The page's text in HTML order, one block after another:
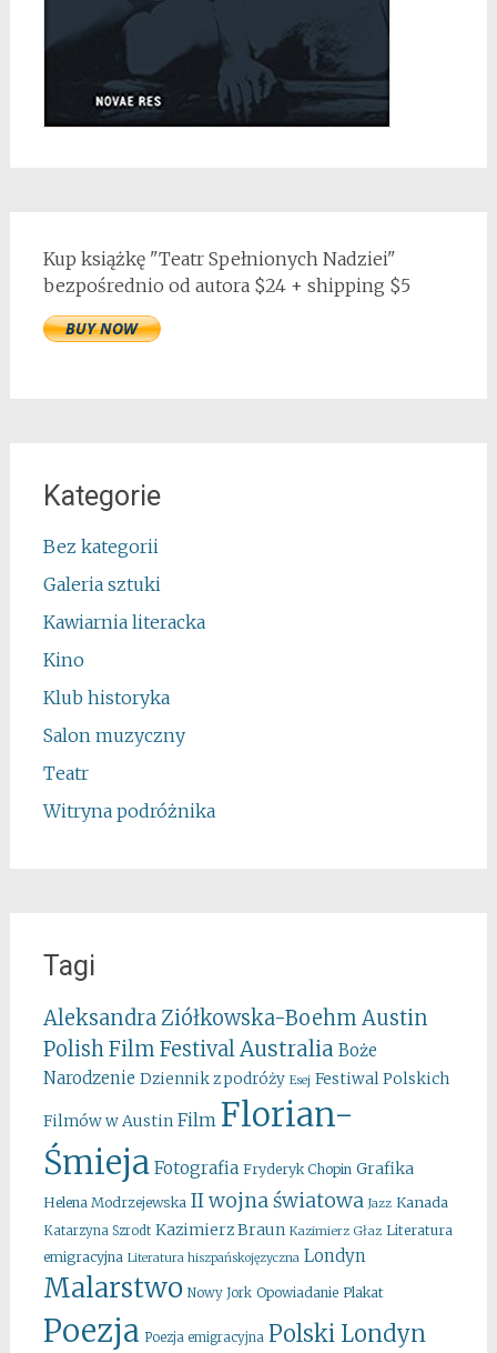
Kup książkę "Teatr Spełnionych Nadziei"
bezpośrednio od autora $24 + shipping $5
Kategorie
Bez kategorii
Galeria sztuki
Kawiarnia literacka
Kino
Klub historyka
Salon muzyczny
Teatr
Witryna podróżnika
Tagi
Aleksandra Ziółkowska-Boehm Austin
Polish Film FestivalAustralia Boże
Narodzenie Dziennik z podróży Esej Festiwal Polskich
Filmów w Austin Film Florian-
Śmieja Fotografia Fryderyk Chopin Grafika
Helena Modrzejewska II wojna światowa Jazz Kanada
Katarzyna Szrodt Kazimierz Braun Kazimierz Głaz Literatura
emigracyjna Literatura hiszpańskojęzyczna Londyn
Malarstwo Nowy Jork Opowiadanie Plakat
Poezja Poezja emigracyjna Polski Londyn